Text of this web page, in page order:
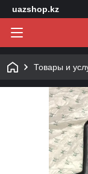
uazshop.kz
Товары и